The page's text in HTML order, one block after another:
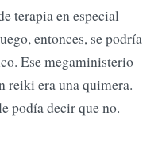
terapia en especial
entonces, se podría
Ese megaministerio
reiki era una quimera.
podía decir que no.